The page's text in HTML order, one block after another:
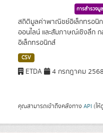
การสำรวจมู
สถิติมูลค่าพาณิชย์อิเล็กทรอนิก
ออนไลน์ และสัมภาษณ์เชิงลึก
อิเล็กทรอนิกส์
CSV
ETDA 4 กรกฎาคม 2568
คุณสามารถเข้าถึงคลังทาง API (ให้